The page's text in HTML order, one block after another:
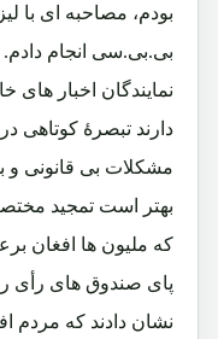
بی.بی.سی انجام
نمایندگان اخبار های
دارند تبصرۀ کوتاهی در
مشکلات بی قانونی و
بهتر است تمجید
که ملیون ها افغان
پای صندوق های رأی
نشان دادند که مردم